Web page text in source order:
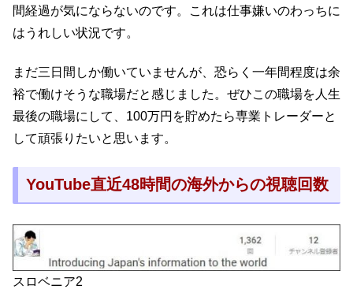
間経過が気にならないのです。これは仕事嫌いのわっちに
はうれしい状況です。
まだ三日間しか働いていませんが、恐らく一年間程度は余
裕で働けそうな職場だと感じました。ぜひこの職場を人生
最後の職場にして、100万円を貯めたら専業トレーダーと
して頑張りたいと思います。
YouTube直近48時間の海外からの視聴回数
スロベニア2